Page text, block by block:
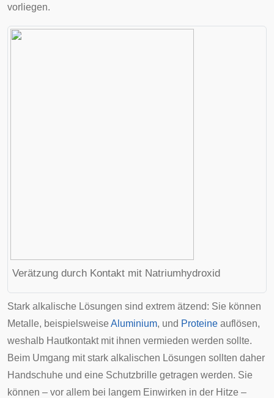
vorliegen.
Verätzung durch Kontakt mit Natriumhydroxid
Stark alkalische Lösungen sind extrem ätzend: Sie können
Metalle, beispielsweise Aluminium, und Proteine auflösen,
weshalb Hautkontakt mit ihnen vermieden werden sollte.
Beim Umgang mit stark alkalischen Lösungen sollten daher
Handschuhe und eine Schutzbrille getragen werden. Sie
können – vor allem bei langem Einwirken in der Hitze –